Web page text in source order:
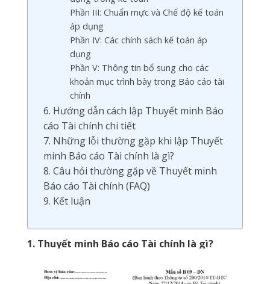
Phần III: Chuẩn mực và Chế độ kế toán
áp dụng
Phần IV: Các chính sách kế toán áp
dụng
Phần V: Thông tin bổ sung cho các
khoản mục trình bày trong Báo cáo tài
chính
6. Hướng dẫn cách lập Thuyết minh Báo
cáo Tài chính chi tiết
7. Những lỗi thường gặp khi lập Thuyết
minh Báo cáo Tài chính là gì?
8. Câu hỏi thường gặp về Thuyết minh
Báo cáo Tài chính (FAQ)
9. Kết luận
1. Thuyết minh Báo cáo Tài chính là gì?